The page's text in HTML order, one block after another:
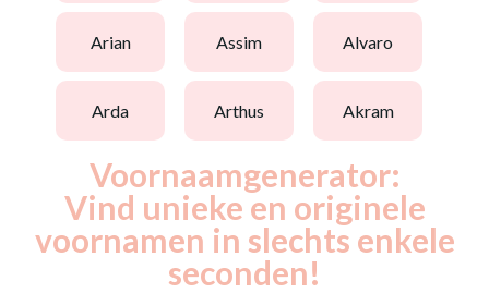
arian assim alvaro
arda arthus akram
Voornaamgenerator:
Vind unieke en originele
voornamen in slechts enkele
seconden!